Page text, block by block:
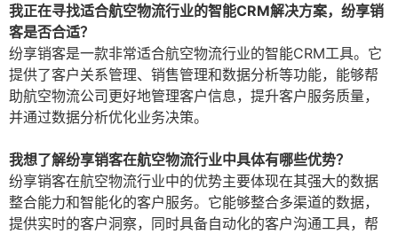
我正在寻找适合航空物流行业的智能CRM解决方案，纷享销
客是否合适？
纷享销客是一款非常适合航空物流行业的智能CRM工具。它
提供了客户关系管理、销售管理和数据分析等功能，能够帮
助航空物流公司更好地管理客户信息，提升客户服务质量，
并通过数据分析优化业务决策。
我想了解纷享销客在航空物流行业中具体有哪些优势？
纷享销客在航空物流行业中的优势主要体现在其强大的数据
整合能力和智能化的客户服务。它能够整合多渠道的数据，
提供实时的客户洞察，同时具备自动化的客户沟通工具，帮